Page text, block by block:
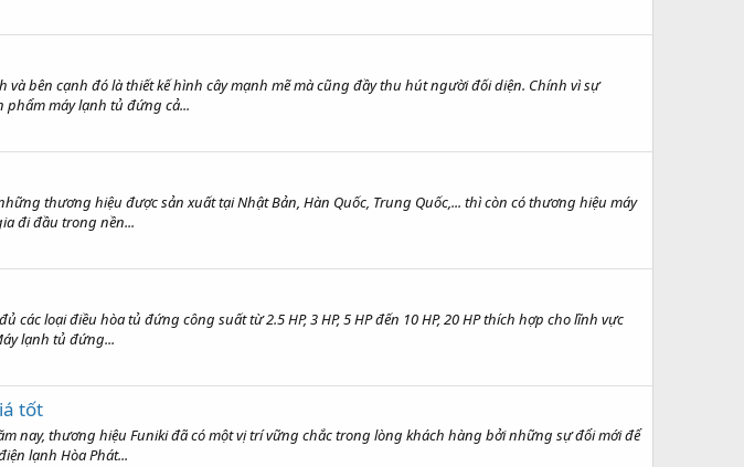
bên cạnh đó là thiết kế hình cây mạnh mẽ mà cũng đầy thu hút người đối diện. Chính vì sự
máy lạnh tủ đứng cả...
thương hiệu được sản xuất tại Nhật Bản, Hàn Quốc, Trung Quốc,... thì còn có thương hiệu máy
đi đầu trong nền...
loại điều hòa tủ đứng công suất từ 2.5 HP, 3 HP, 5 HP đến 10 HP, 20 HP thích hợp cho lĩnh vực
lạnh tủ đứng...
tốt
nay, thương hiệu Funiki đã có một vị trí vững chắc trong lòng khách hàng bởi những sự đổi mới để
lạnh Hòa Phát...